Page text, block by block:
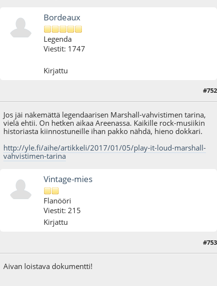
Bordeaux
Legenda
Viestit: 1747
Kirjattu
#752
Jos jäi näkemättä legendaarisen Marshall-vahvistimen tarina,
vielä ehtii. On hetken aikaa Areenassa. Kaikille rock-musiikin
historiasta kiinnostuneille ihan pakko nähdä, hieno dokkari.
http://yle.fi/aihe/artikkeli/2017/01/05/play-it-loud-marshall-
vahvistimen-tarina
Vintage-mies
Flanööri
Viestit: 215
Kirjattu
#753
Aivan loistava dokumentti!